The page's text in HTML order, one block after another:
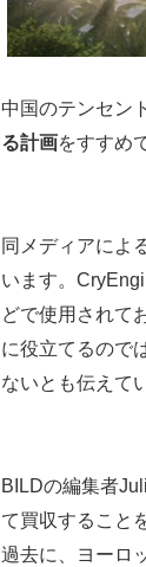
中国のテンセン
る計画をすすめ
同メディアによ
います。
どで使用されて
に役立てるので
ないとも伝えて
BILDの編集者
て買収すること
過去に、ヨーロ